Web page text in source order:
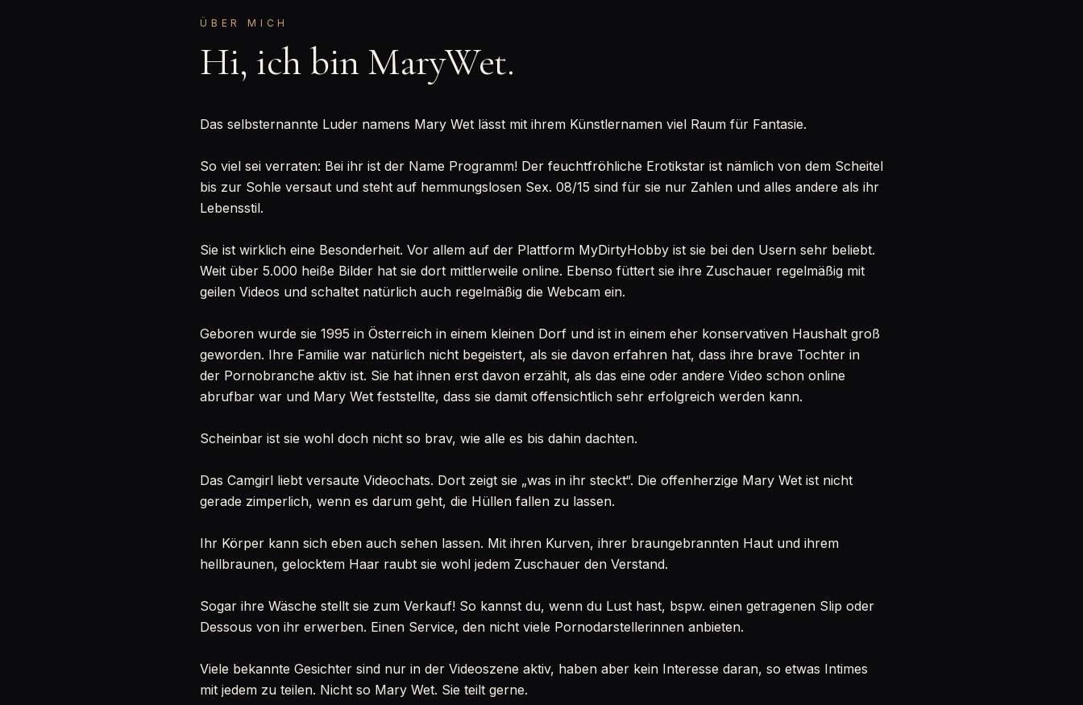
ÜBER MICH
Hi, ich bin MaryWet.
Das selbsternannte Luder namens Mary Wet lässt mit ihrem Künstlernamen viel Raum für Fantasie.
So viel sei verraten: Bei ihr ist der Name Programm! Der feuchtfröhliche Erotikstar ist nämlich von dem Scheitel
bis zur Sohle versaut und steht auf hemmungslosen Sex. 08/15 sind für sie nur Zahlen und alles andere als ihr
Lebensstil.
Sie ist wirklich eine Besonderheit. Vor allem auf der Plattform MyDirtyHobby ist sie bei den Usern sehr beliebt.
Weit über 5.000 heiße Bilder hat sie dort mittlerweile online. Ebenso füttert sie ihre Zuschauer regelmäßig mit
geilen Videos und schaltet natürlich auch regelmäßig die Webcam ein.
Geboren wurde sie 1995 in Österreich in einem kleinen Dorf und ist in einem eher konservativen Haushalt groß
geworden. Ihre Familie war natürlich nicht begeistert, als sie davon erfahren hat, dass ihre brave Tochter in
der Pornobranche aktiv ist. Sie hat ihnen erst davon erzählt, als das eine oder andere Video schon online
abrufbar war und Mary Wet feststellte, dass sie damit offensichtlich sehr erfolgreich werden kann.
Scheinbar ist sie wohl doch nicht so brav, wie alle es bis dahin dachten.
Das Camgirl liebt versaute Videochats. Dort zeigt sie „was in ihr steckt“. Die offenherzige Mary Wet ist nicht
gerade zimperlich, wenn es darum geht, die Hüllen fallen zu lassen.
Ihr Körper kann sich eben auch sehen lassen. Mit ihren Kurven, ihrer braungebrannten Haut und ihrem
hellbraunen, gelocktem Haar raubt sie wohl jedem Zuschauer den Verstand.
Sogar ihre Wäsche stellt sie zum Verkauf! So kannst du, wenn du Lust hast, bspw. einen getragenen Slip oder
Dessous von ihr erwerben. Einen Service, den nicht viele Pornodarstellerinnen anbieten.
Viele bekannte Gesichter sind nur in der Videoszene aktiv, haben aber kein Interesse daran, so etwas Intimes
mit jedem zu teilen. Nicht so Mary Wet. Sie teilt gerne.